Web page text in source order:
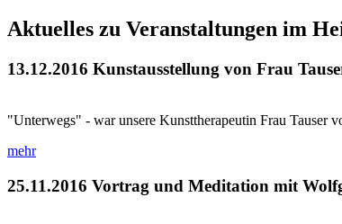
Aktuelles zu Veranstaltungen im
13.12.2016 Kunstausstellung von Frau
"Unterwegs" - war unsere Kunsttherapeutin Frau Tauser
mehr
25.11.2016 Vortrag und Meditation mit